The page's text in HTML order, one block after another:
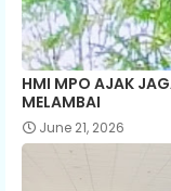
HMI MPO AJAK
MELAMBAI
June 21, 2026